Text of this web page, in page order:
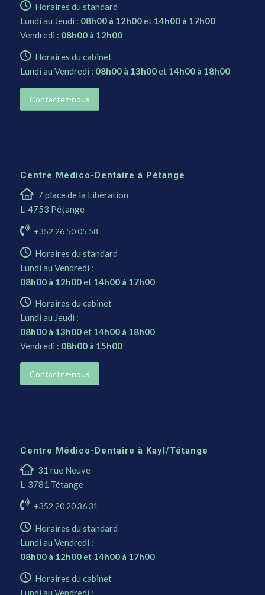
Horaires du standard
Lundi au Jeudi : 08h00 à 12h00et 14h00 à 17h00
Vendredi : 08h00 à 12h00
Horaires du cabinet
Lundi au Vendredi : 08h00 à 13h00et 14h00 à 18h00
Contactez-nous
Centre Médico-Dentaire à Pétange
7 place de la Libération
L-4753 Pétange
+352 26 50 05 58
Horaires du standard
Lundi au Vendredi :
08h00 à 12h00et 14h00 à 17h00
Horaires du cabinet
Lundi au Jeudi :
08h00 à 13h00et 14h00 à 18h00
Vendredi : 08h00 à 15h00
Contactez-nous
Centre Médico-Dentaire à Kayl/Tétange
31 rue Neuve
L-3781 Tétange
+352 20 20 36 31
Horaires du standard
Lundi au Vendredi :
08h00 à 12h00et 14h00 à 17h00
Horaires du cabinet
Lundi au Vendredi :